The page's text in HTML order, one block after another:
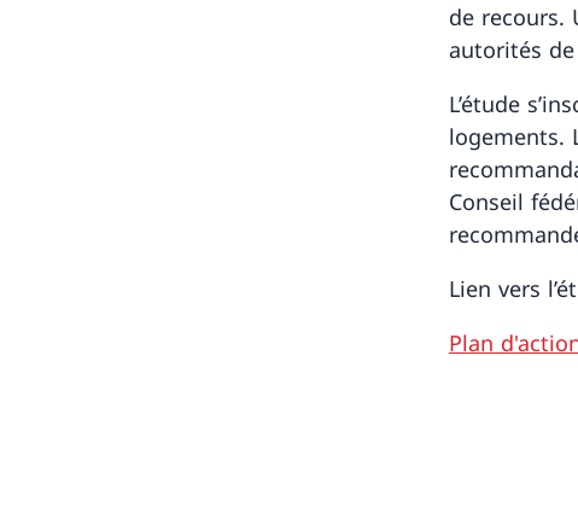
de recours.
autorités
L’étude
logements.
Conseil
Lien vers
Plan